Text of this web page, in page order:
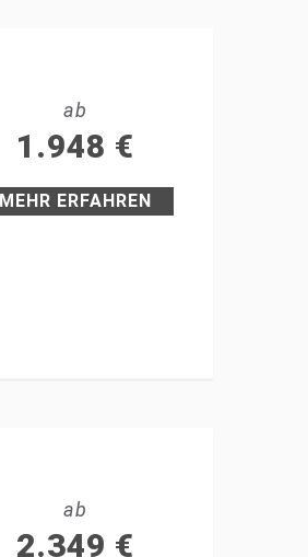
ab
1.948 €
MEHR ERFAHREN
ab
2.349 €